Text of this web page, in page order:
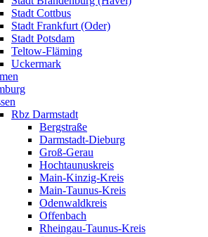
Stadt Cottbus
Stadt Frankfurt (Oder)
Stadt Potsdam
Teltow-Fläming
Uckermark
Rbz Darmstadt
Bergstraße
Darmstadt-Dieburg
Groß-Gerau
Hochtaunuskreis
Main-Kinzig-Kreis
Main-Taunus-Kreis
Odenwaldkreis
Offenbach
Rheingau-Taunus-Kreis